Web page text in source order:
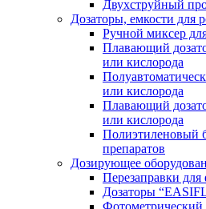
Двухструйный
Дозаторы, емкости для
Ручной миксер
Плавающий
или кислорода
или кислорода
Плавающий
или кислорода
Полиэтиленовый
препаратов
Дозирующее
Перезаправки для
Дозаторы
Фотометрический